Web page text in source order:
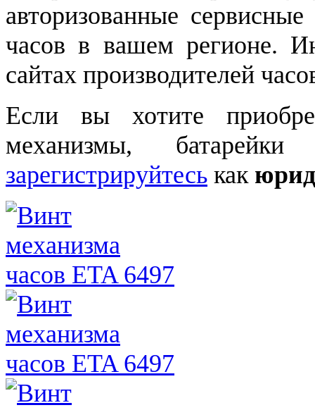
авторизованные
часов в вашем регионе.
сайтах производителей
Если вы хотите
механизмы,
зарегистрируйтесь как